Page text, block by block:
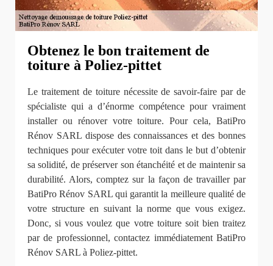
Obtenez le bon traitement de
toiture à Poliez-pittet
Le traitement de toiture nécessite de savoir-faire par de
spécialiste qui a d’énorme compétence pour vraiment
installer ou rénover votre toiture. Pour cela, BatiPro
Rénov SARL dispose des connaissances et des bonnes
techniques pour exécuter votre toit dans le but d’obtenir
sa solidité, de préserver son étanchéité et de maintenir sa
durabilité. Alors, comptez sur la façon de travailler par
BatiPro Rénov SARL qui garantit la meilleure qualité de
votre structure en suivant la norme que vous exigez.
Donc, si vous voulez que votre toiture soit bien traitez
par de professionnel, contactez immédiatement BatiPro
Rénov SARL à Poliez-pittet.